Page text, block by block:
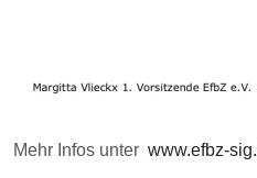
Mehr Infos unter www.efbz-